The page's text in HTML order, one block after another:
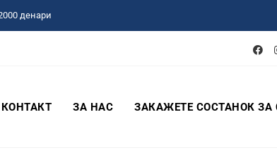
денари
КОНТАКТ ЗА НАС ЗАКАЖЕТЕ СОСТАНОК ЗА